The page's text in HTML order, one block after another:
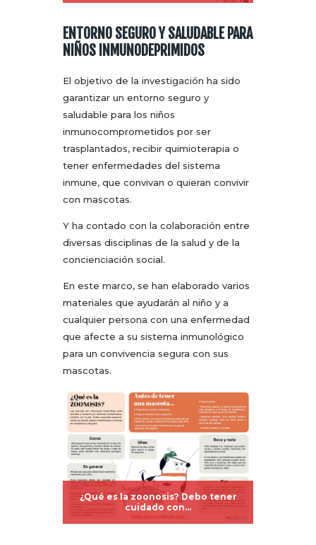
ENTORNO SEGURO Y SALUDABLE PARA
NIÑOS INMUNODEPRIMIDOS
El objetivo de la investigación ha sido
garantizar un entorno seguro y
saludable para los niños
inmunocomprometidos por ser
trasplantados, recibir quimioterapia o
tener enfermedades del sistema
inmune, que convivan o quieran convivir
con mascotas.
Y ha contado con la colaboración entre
diversas disciplinas de la salud y de la
concienciación social.
En este marco, se han elaborado varios
materiales que ayudarán al niño y a
cualquier persona con una enfermedad
que afecte a su sistema inmunológico
para un convivencia segura con sus
mascotas.
¿Qué es la zoonosis? Debo tener
cuidado con…